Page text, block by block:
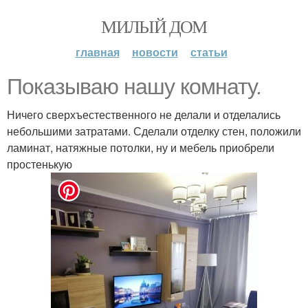
МИЛЫЙ ДОМ
главная новости статьи
Показываю нашу комнату.
Ничего сверхъестественного не делали и отделались
небольшими затратами. Сделали отделку стен, положили
ламинат, натяжные потолки, ну и мебель приобрели
простенькую